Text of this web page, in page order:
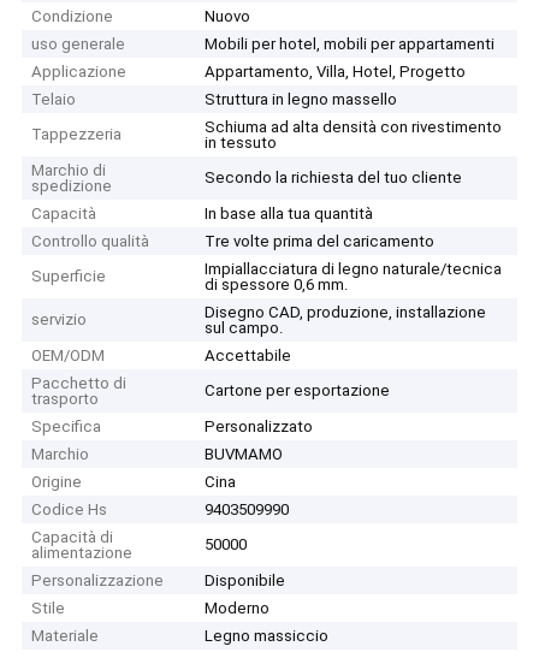
Condizione
Nuovo
uso generale
Mobili per hotel, mobili per appartamenti
Applicazione
Appartamento, Villa, Hotel, Progetto
Telaio
Struttura in legno massello
Tappezzeria
Schiuma ad alta densità con rivestimento
in tessuto
Marchio di
spedizione
Secondo la richiesta del tuo cliente
Capacità
In base alla tua quantità
Controllo qualità
Tre volte prima del caricamento
Superficie
Impiallacciatura di legno naturale/tecnica
di spessore 0,6 mm.
servizio
Disegno CAD, produzione, installazione
sul campo.
OEM/ODM
Accettabile
Pacchetto di
trasporto
Cartone per esportazione
Specifica
Personalizzato
Marchio
BUVMAMO
Origine
Cina
Codice Hs
9403509990
Capacità di
alimentazione
50000
Personalizzazione
Disponibile
Stile
Moderno
Materiale
Legno massiccio